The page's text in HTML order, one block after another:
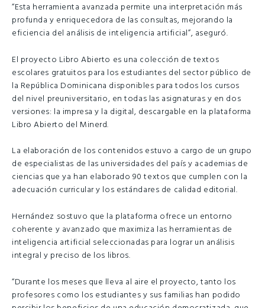
“Esta herramienta avanzada permite una interpretación más
profunda y enriquecedora de las consultas, mejorando la
eficiencia del análisis de inteligencia artificial”, aseguró.
El proyecto Libro Abierto es una colección de textos
escolares gratuitos para los estudiantes del sector público de
la República Dominicana disponibles para todos los cursos
del nivel preuniversitario, en todas las asignaturas y en dos
versiones: la impresa y la digital, descargable en la plataforma
Libro Abierto del Minerd.
La elaboración de los contenidos estuvo a cargo de un grupo
de especialistas de las universidades del país y academias de
ciencias que ya han elaborado 90 textos que cumplen con la
adecuación curricular y los estándares de calidad editorial.
Hernández sostuvo que la plataforma ofrece un entorno
coherente y avanzado que maximiza las herramientas de
inteligencia artificial seleccionadas para lograr un análisis
integral y preciso de los libros.
“Durante los meses que lleva al aire el proyecto, tanto los
profesores como los estudiantes y sus familias han podido